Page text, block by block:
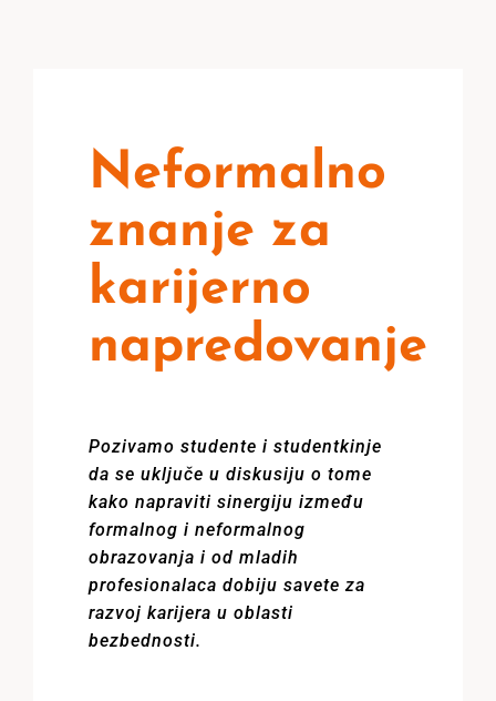
Neformalno
znanje za
karijerno
napredovanje
Pozivamo studente i studentkinje
da se uključe u diskusiju o tome
kako napraviti sinergiju između
formalnog i neformalnog
obrazovanja i od mladih
profesionalaca dobiju savete za
razvoj karijera u oblasti
bezbednosti.